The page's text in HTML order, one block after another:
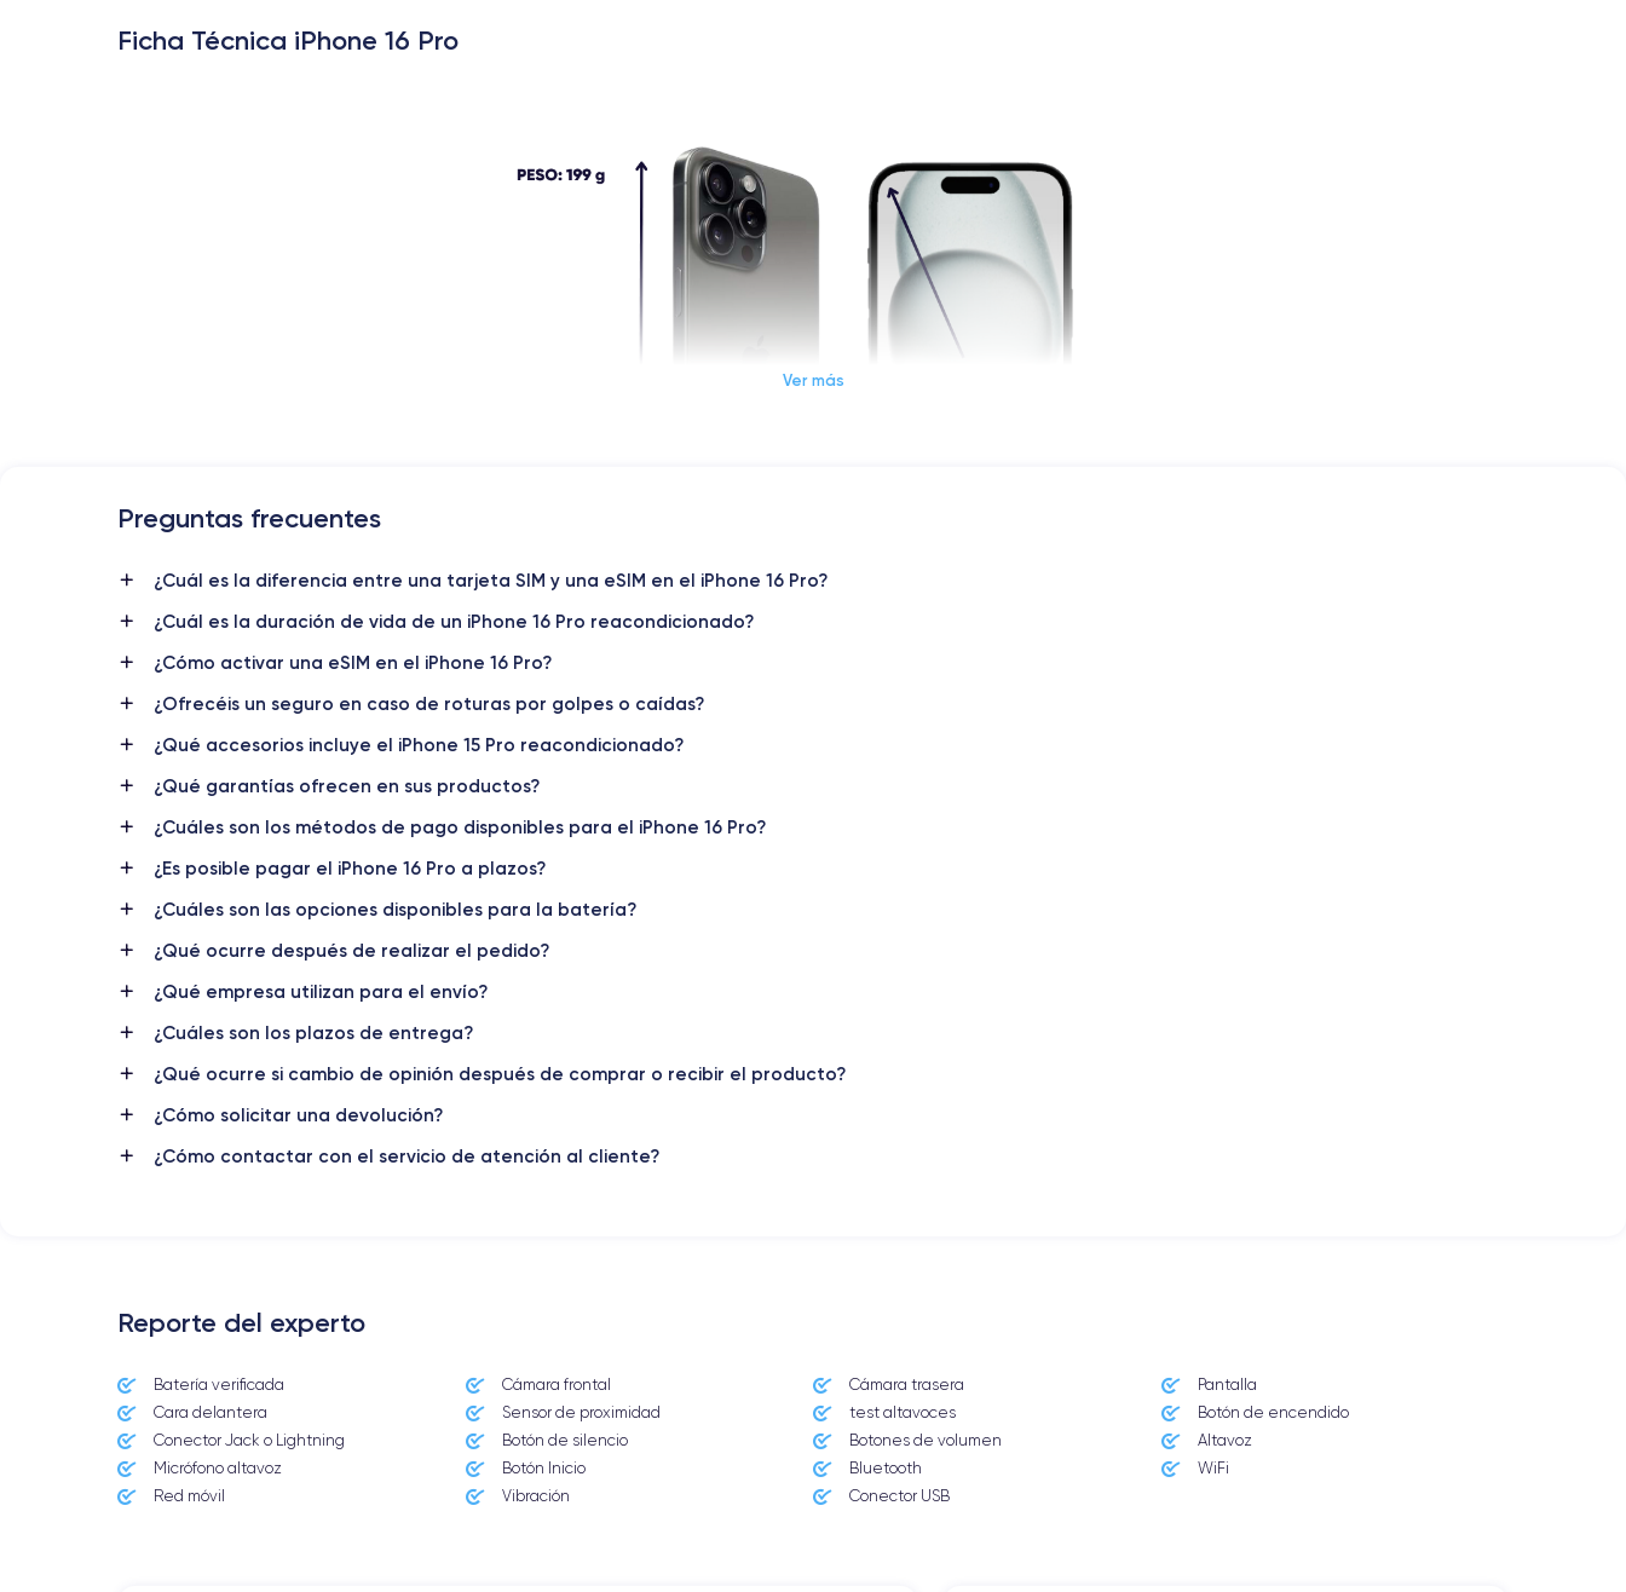
Ficha Técnica iPhone 16 Pro
Lanzamiento
20/09/2024
Dimensiones
Pantalla
RAM
8 GB
Apple A18 Pro
Resolución vídeo
Batería ESIM
5G Si, todos los oper.
Ver más
Preguntas frecuentes
¿Cuál es la diferencia entre una tarjeta SIM y una eSIM en el iPhone 16 Pro?
¿Cuál es la duración de vida de un iPhone 16 Pro reacondicionado?
¿Cómo activar una eSIM en el iPhone 16 Pro?
¿Ofrecéis un seguro en caso de roturas por golpes o caídas?
¿Qué accesorios incluye el iPhone 15 Pro reacondicionado?
¿Qué garantías ofrecen en sus productos?
¿Cuáles son los métodos de pago disponibles para el iPhone 16 Pro?
¿Es posible pagar el iPhone 16 Pro a plazos?
¿Cuáles son las opciones disponibles para la batería?
¿Qué ocurre después de realizar el pedido?
¿Qué empresa utilizan para el envío?
¿Cuáles son los plazos de entrega?
¿Qué ocurre si cambio de opinión después de comprar o recibir el producto?
¿Cómo solicitar una devolución?
¿Cómo contactar con el servicio de atención al cliente?
Reporte del experto
Batería verificada Cámara frontal Cámara trasera
Pantalla
Cara delantera
Sensor de proximidad test altavoces
Botón de encendido
Conector Jack o Lightning
Botón de silencio Botones de volumen
Altavoz
Micrófono altavoz
Botón Inicio Bluetooth
WiFi
Red móvil
Vibración Conector USB